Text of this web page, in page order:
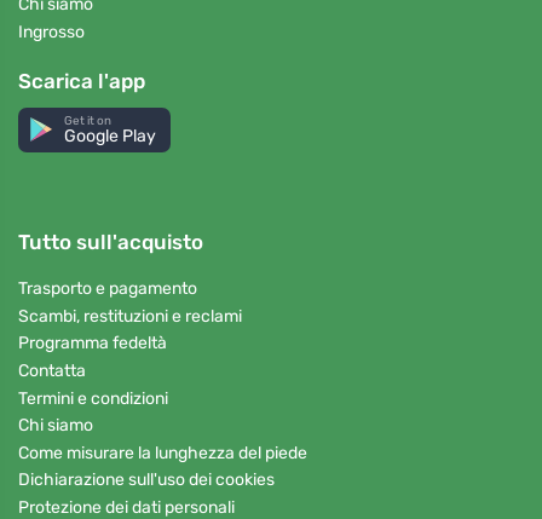
Chi siamo
Ingrosso
Scarica l'app
Get it on
Google Play
Tutto sull'acquisto
Trasporto e pagamento
Scambi, restituzioni e reclami
Programma fedeltà
Contatta
Termini e condizioni
Chi siamo
Come misurare la lunghezza del piede
Dichiarazione sull'uso dei cookies
Protezione dei dati personali